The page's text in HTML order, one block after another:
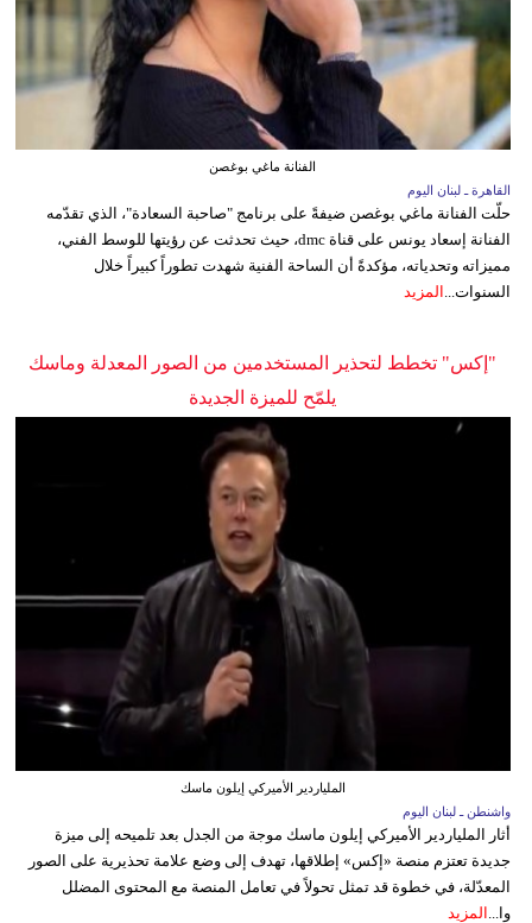
الفنانة ماغي بوغصن
القاهرة ـ لبنان اليوم
حلّت الفنانة ماغي بوغصن ضيفةً على برنامج "صاحبة السعادة"، الذي تقدّمه
الفنانة إسعاد يونس على قناة dmc، حيث تحدثت عن رؤيتها للوسط الفني،
مميزاته وتحدياته، مؤكدةً أن الساحة الفنية شهدت تطوراً كبيراً خلال
السنوات...
المزيد
"إكس" تخطط لتحذير المستخدمين من الصور المعدلة وماسك
يلمّح للميزة الجديدة
الملياردير الأميركي إيلون ماسك
واشنطن ـ لبنان اليوم
أثار الملياردير الأميركي إيلون ماسك موجة من الجدل بعد تلميحه إلى ميزة
جديدة تعتزم منصة «إكس» إطلاقها، تهدف إلى وضع علامة تحذيرية على الصور
المعدّلة، في خطوة قد تمثل تحولاً في تعامل المنصة مع المحتوى المضلل
وا... المزيد